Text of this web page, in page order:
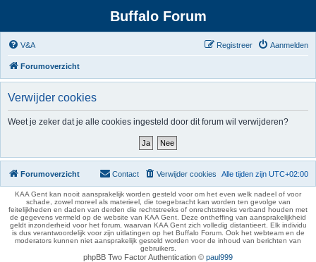
Buffalo Forum
V&A Aanmelden
Registreer
Forumoverzicht
Verwijder cookies
Weet je zeker dat je alle cookies ingesteld door dit forum wil verwijderen?
Forumoverzicht Alle tijden zijn UTC+02:00
Verwijder cookies
Contact
KAA Gent kan nooit aansprakelijk worden gesteld voor om het even welk nadeel of voor
schade, zowel moreel als materieel, die toegebracht kan worden ten gevolge van
feitelijkheden en daden van derden die rechtstreeks of onrechtstreeks verband houden met
de gegevens vermeld op de website van KAA Gent. Deze ontheffing van aansprakelijkheid
geldt inzonderheid voor het forum, waarvan KAA Gent zich volledig distantieert. Elk individu
is dus verantwoordelijk voor zijn uitlatingen op het Buffalo Forum. Ook het webteam en de
moderators kunnen niet aansprakelijk gesteld worden voor de inhoud van berichten van
gebruikers.
phpBB Two Factor Authentication © paul999